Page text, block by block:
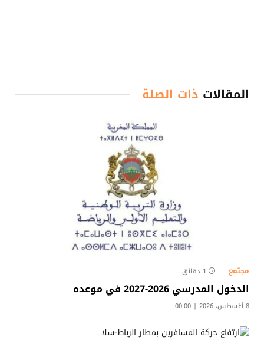
المقالات ذات الصلة
مجتمع 1 دقائق
الدخول المدرسي 2026-2027 في موعده
8 أغسطس، 2026 | 00:00